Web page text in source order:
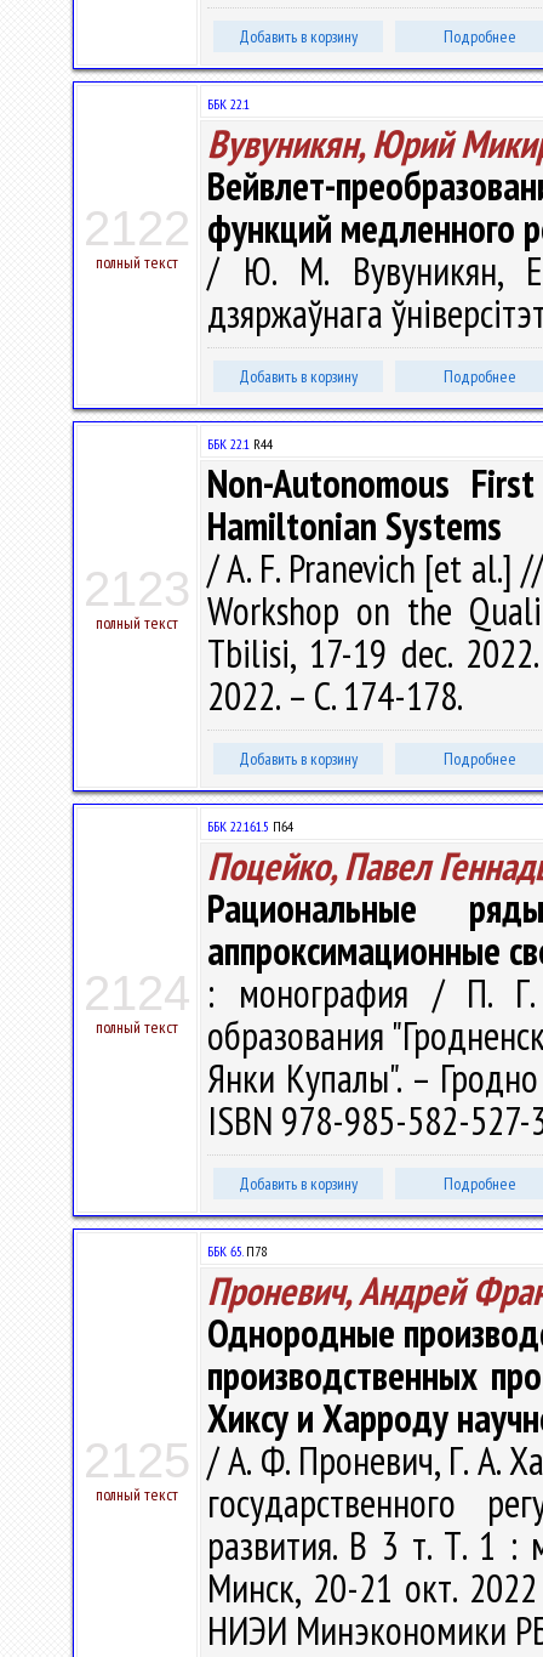
Добавить в корзину Подробнее
2122
полный текст
ББК 22.1
Вувуникян, Юрий
Вейвлет-
функций медленного
/ Ю. М. Вувуникян,
дзяржаўнага
Добавить в корзину Подробнее
2123
полный текст
ББК 22.1 R44
Non-Autonomous
Hamiltonian Systems
/ A. F. Pranevich [et al.]
Workshop on the
Tbilisi, 17-19 dec.
2022. – С. 174-178.
Добавить в корзину Подробнее
2124
полный текст
ББК 22.161.5 П64
Поцейко, Павел
Рациональные
аппроксимационные
: монография / П.
образования
Янки Купалы". –
ISBN 978-985-582-527-
Добавить в корзину Подробнее
2125
полный текст
ББК 65.П78
Проневич, Андрей
Однородные
производственных
Хиксу и Харроду
/ А. Ф. Проневич, Г. А.
государственного
развития. В 3 т. Т. 1 :
Минск, 20-21 окт.
НИЭИ Минэкономики